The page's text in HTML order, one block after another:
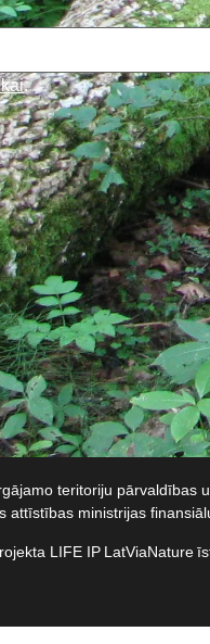
.
teritoriju pārvaldības
attīstības ministrijas
LIFE IP LatViaNature